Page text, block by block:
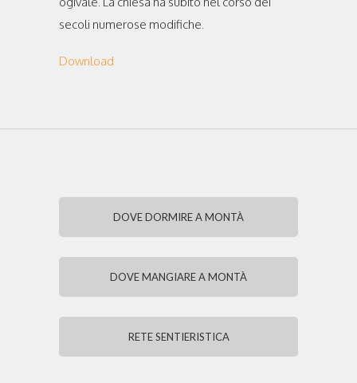
secoli numerose modifiche.
Download
DOVE DORMIRE A MONTÀ
DOVE MANGIARE A MONTÀ
RETE SENTIERISTICA